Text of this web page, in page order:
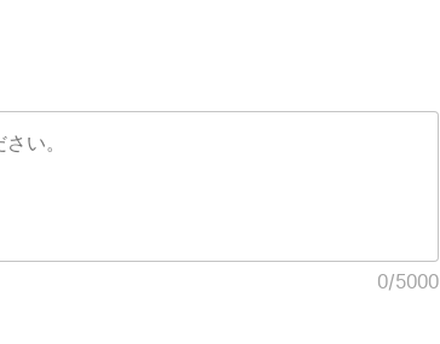
0/5000